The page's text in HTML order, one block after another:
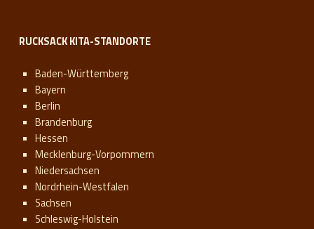
RUCKSACK KITA-STANDORTE
Baden-Württemberg
Bayern
Berlin
Brandenburg
Hessen
Mecklenburg-Vorpommern
Niedersachsen
Nordrhein-Westfalen
Sachsen
Schleswig-Holstein